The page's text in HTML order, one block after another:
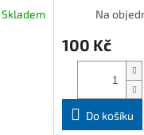
Skladem Na
100 Kč
Do košíku